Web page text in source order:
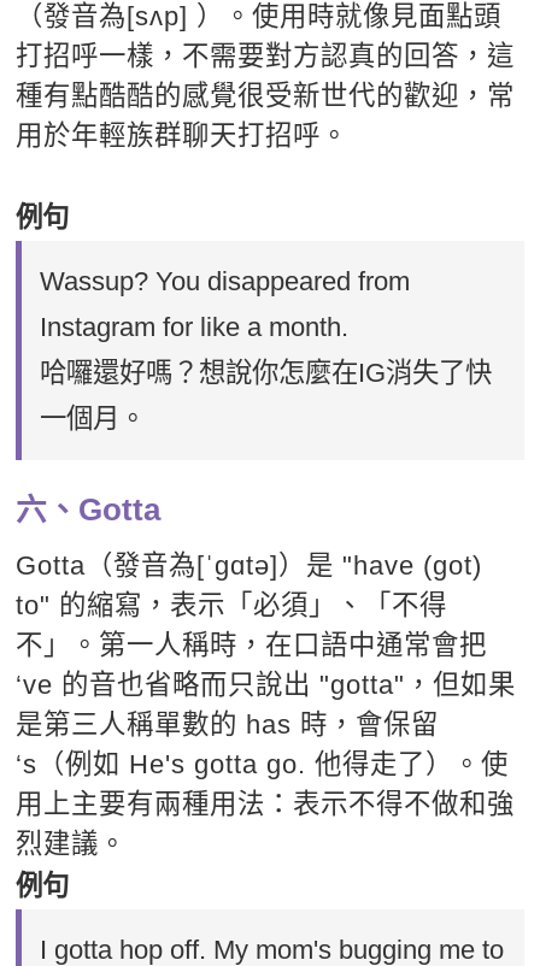
（發音為[sʌp] ）。使用時就像見面點頭
打招呼一樣，不需要對方認真的回答，這
種有點酷酷的感覺很受新世代的歡迎，常
用於年輕族群聊天打招呼。
例句
Wassup? You disappeared from
Instagram for like a month.
哈囉還好嗎？想說你怎麼在IG消失了快
一個月。
六、Gotta
Gotta（發音為[ˈɡɑtə]）是 "have (got)
to" 的縮寫，表示「必須」、「不得
不」。第一人稱時，在口語中通常會把
‘ve 的音也省略而只說出 "gotta"，但如果
是第三人稱單數的 has 時，會保留
‘s（例如 He's gotta go. 他得走了）。使
用上主要有兩種用法：表示不得不做和強
烈建議。
例句
I gotta hop off. My mom's bugging me to